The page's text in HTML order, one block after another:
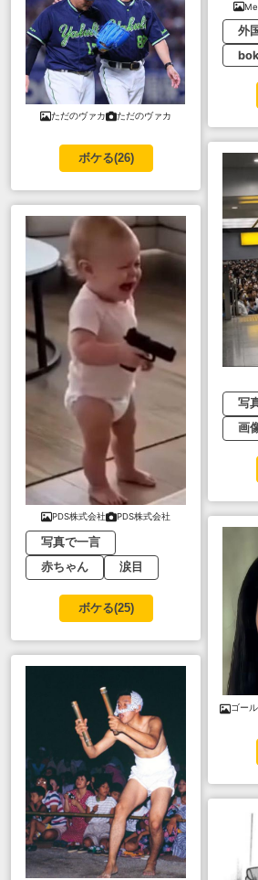
ただのヴァカ ただのヴァカ
ボケる(26)
PDS株式会社 PDS株式会社
写真で一言
赤ちゃん
涙目
ボケる(25)
外
写
画
ゴー